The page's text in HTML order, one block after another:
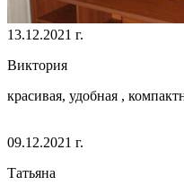
13.12.2021 г.
Виктория
красивая, удобная ,
09.12.2021 г.
Татьяна